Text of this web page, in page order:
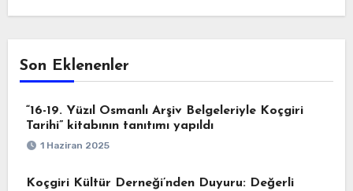
Son Eklenenler
“16-19. Yüzıl Osmanlı Arşiv Belgeleriyle Koçgiri
Tarihi” kitabının tanıtımı yapıldı
1 Haziran 2025
Koçgiri Kültür Derneği’nden Duyuru: Değerli